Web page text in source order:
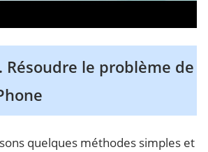
Résoudre le problème de
quelques méthodes simples et